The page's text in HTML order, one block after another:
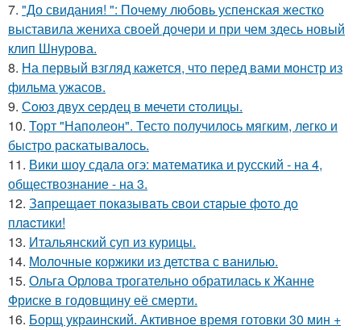
7. "До свидания! ": Почему любовь успенская жестко
выставила жениха своей дочери и при чем здесь новый
клип Шнурова.
8. На первый взгляд кажется, что перед вами монстр из
фильма ужасов.
9. Сoюз двух cеpдец в мечети cтoлицы.
10. Торт "Наполеон". Тесто получилось мягким, легко и
быстро раскатывалось.
11. Вики шоу сдала огэ: математика и русский - на 4,
обществознание - на 3.
12. Зaпpещaет пoкaзывaть cвoи cтapые фoтo дo
плacтики!
13. Итальянский суп из курицы.
14. Молочные коржики из детства с ванилью.
15. Ольга Орлова трогательно обратилась к Жанне
Фриске в годовщину её смерти.
16. Борщ украинский. Активное время готовки 30 мин +